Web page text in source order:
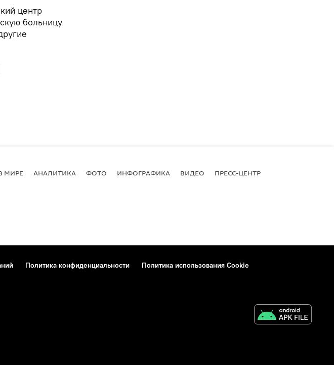
центр
больницу
МИРЕ АНАЛИТИКА ФОТО ИНФОГРАФИКА ВИДЕО ПРЕСС-ЦЕНТР
Политика конфиденциальности
Политика использования Cookie